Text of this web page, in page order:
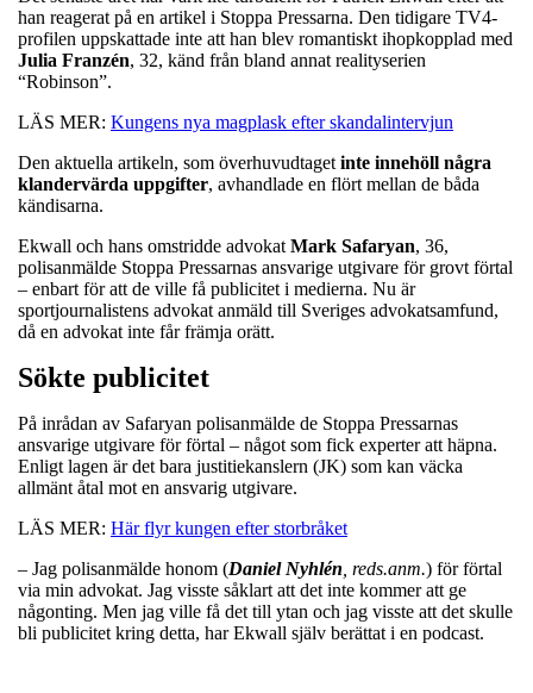
han reagerat på en artikel i Stoppa Pressarna. Den tidigare TV4-
profilen uppskattade inte att han blev romantiskt ihopkopplad med
Julia Franzén, 32, känd från bland annat realityserien
“Robinson”.
LÄS MER: Kungens nya magplask efter skandalintervjun
Den aktuella artikeln, som överhuvudtaget inte innehöll några
klandervärda uppgifter, avhandlade en flört mellan de båda
kändisarna.
Ekwall och hans omstridde advokat Mark Safaryan, 36,
polisanmälde Stoppa Pressarnas ansvarige utgivare för grovt förtal
– enbart för att de ville få publicitet i medierna. Nu är
sportjournalistens advokat anmäld till Sveriges advokatsamfund,
då en advokat inte får främja orätt.
Sökte publicitet
På inrådan av Safaryan polisanmälde de Stoppa Pressarnas
ansvarige utgivare för förtal – något som fick experter att häpna.
Enligt lagen är det bara justitiekanslern (JK) som kan väcka
allmänt åtal mot en ansvarig utgivare.
LÄS MER: Här flyr kungen efter storbråket
– Jag polisanmälde honom (Daniel Nyhlén , reds.anm.) för förtal
via min advokat. Jag visste såklart att det inte kommer att ge
någonting. Men jag ville få det till ytan och jag visste att det skulle
bli publicitet kring detta, har Ekwall själv berättat i en podcast.